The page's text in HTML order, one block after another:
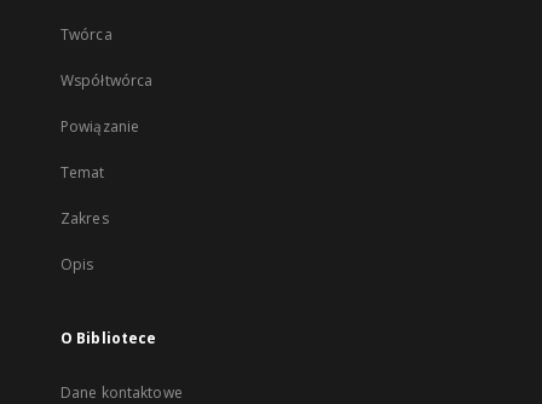
Twórca
Współtwórca
Powiązanie
Temat
Zakres
Opis
O Bibliotece
Dane kontaktowe